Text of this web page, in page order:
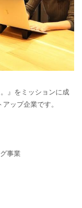
』をミッションに成
ップ企業です。
事業